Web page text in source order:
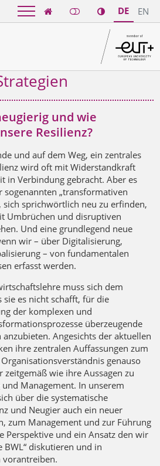
 DE EN
und wie
Resilienz?
und auf dem Weg, ein zentrales
wird oft mit Widerstandkraft
in Verbindung gebracht. Aber es
sogenannten „transformativen
sich sprichwörtlich neu zu erfinden,
Umbrüchen und disruptiven
Und eine grundlegend neue
wir – über Digitalisierung,
– von fundamentalen
erfasst werden.
muss sich dem
sie es nicht schafft, für die
der komplexen und
überzeugende
Angesichts der aktuellen
ihre zentralen Auffassungen zum
genauso
wie ihre Aussagen zu
Management. In unserem
über die systematische
und Neugier auch ein neuer
zum Management und zur Führung
Perspektive und ein Ansatz den wir
BWL“ diskutieren und in
vorantreiben.